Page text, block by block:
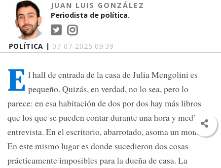
POLÍTICA | 07-07-2025 09:39
JUAN LUIS GONZÁLEZ
Periodista de política.
E l hall de entrada de la casa de Julia Mengolini es
pequeño. Quizás, en verdad, no lo sea, pero lo
parece: en esa habitación de dos por dos hay más libros
que los que se pueden contar durante una hora y media de
entrevista. En el escritorio, abarrotado, asoma un monitor.
En este mismo lugar es donde sucedieron dos cosas
prácticamente imposibles para la dueña de casa. La